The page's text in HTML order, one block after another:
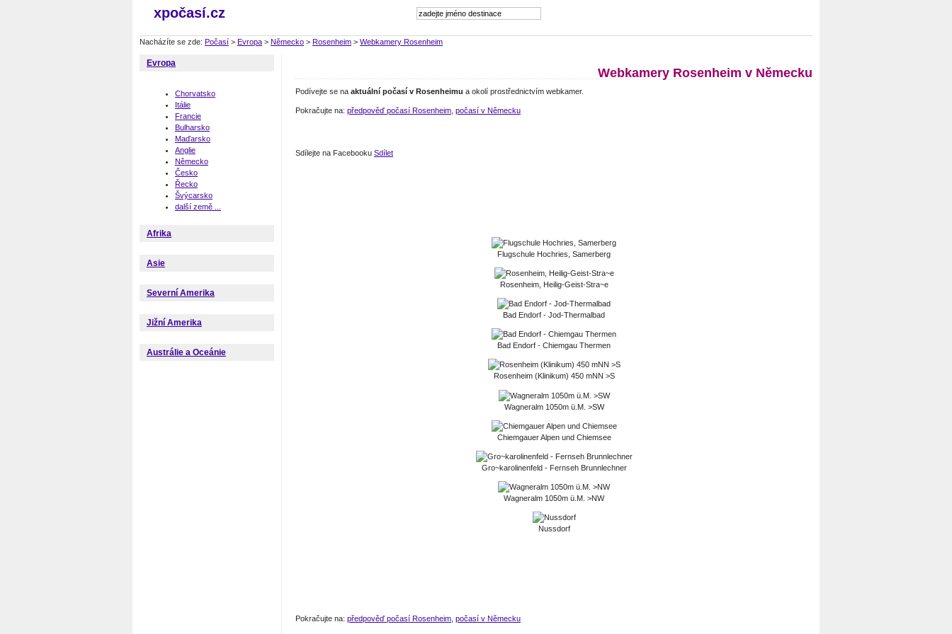
xpočasí.cz
Nacházíte se zde: Počasí > Evropa > Německo > Rosenheim > Webkamery Rosenheim
Evropa
Chorvatsko
Itálie
Francie
Bulharsko
Maďarsko
Anglie
Německo
Česko
Řecko
Švýcarsko
další země ...
Afrika
Asie
Severní Amerika
Jižní Amerika
Austrálie a Oceánie
Webkamery Rosenheim v Německu
Podívejte se na aktuální počasí v Rosenheimu a okolí prostřednictvím webkamer.
Pokračujte na: předpověď počasí Rosenheim počasí v Německu
Sdílejte na Facebooku Sdílet
Flugschule Hochries, Samerberg
Rosenheim, Heilig-Geist-Stra~e
Bad Endorf - Jod-Thermalbad
Bad Endorf - Chiemgau Thermen
Rosenheim (Klinikum) 450 mNN >S
Wagneralm 1050m ü.M. >SW
Chiemgauer Alpen und Chiemsee
Gro~karolinenfeld - Fernseh Brunnlechner
Wagneralm 1050m ü.M. >NW
Nussdorf
Pokračujte na: předpověď počasí Rosenheim počasí v Německu